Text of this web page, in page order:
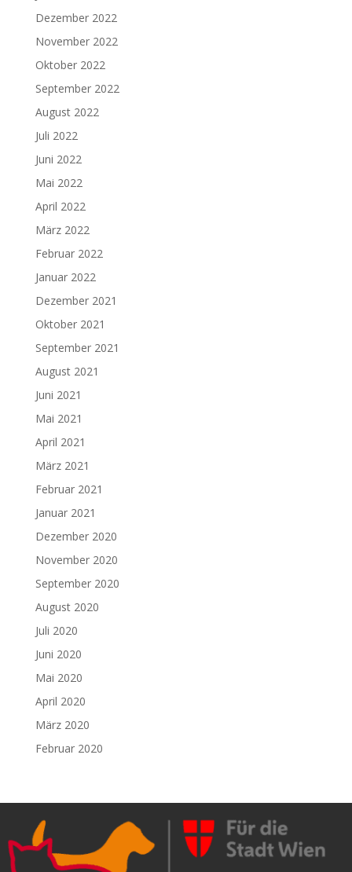
Dezember 2022
November 2022
Oktober 2022
September 2022
August 2022
Juli 2022
Juni 2022
Mai 2022
April 2022
März 2022
Februar 2022
Januar 2022
Dezember 2021
Oktober 2021
September 2021
August 2021
Juni 2021
Mai 2021
April 2021
März 2021
Februar 2021
Januar 2021
Dezember 2020
November 2020
September 2020
August 2020
Juli 2020
Juni 2020
Mai 2020
April 2020
März 2020
Februar 2020